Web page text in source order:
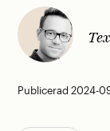
Publicerad 2024-